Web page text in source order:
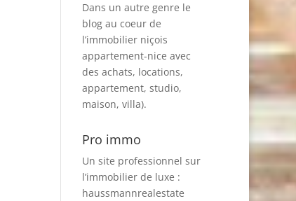
Dans un autre genre le
blog au coeur de
l’immobilier niçois
appartement-nice avec
des achats, locations,
appartement, studio,
maison, villa).
Pro immo
Un site professionnel sur
l’immobilier de luxe :
haussmannrealestate